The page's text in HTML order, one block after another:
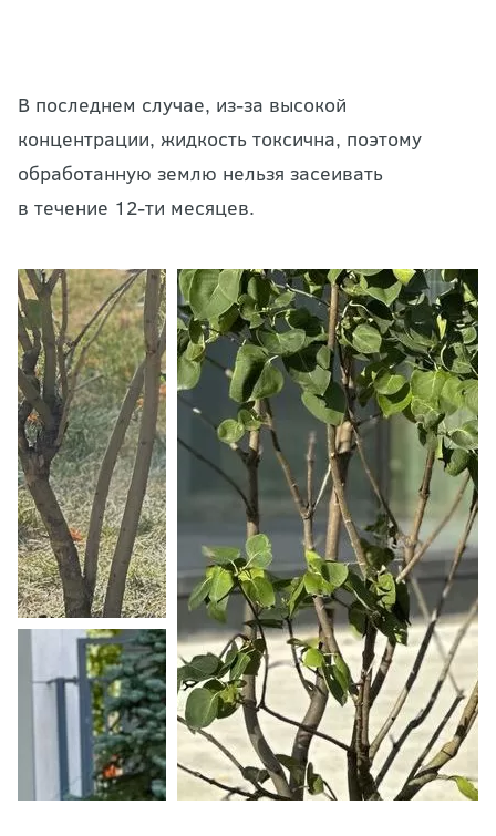
В последнем случае, из-за высокой
концентрации, жидкость токсична, поэтому
обработанную землю нельзя засеивать
в течение 12-ти месяцев.